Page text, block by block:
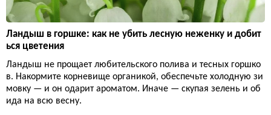
Ландыш в горшке: как не убить лесную неженку и добит
ься цветения
Ландыш не прощает любительского полива и тесных горшко
в. Накормите корневище органикой, обеспечьте холодную зи
мовку — и он одарит ароматом. Иначе — скупая зелень и об
ида на всю весну.